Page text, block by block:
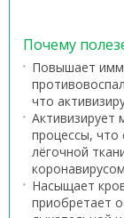
Почему
Повышает
что
Активизирует
процессы, что
лёгочной
Насыщает
приобретает